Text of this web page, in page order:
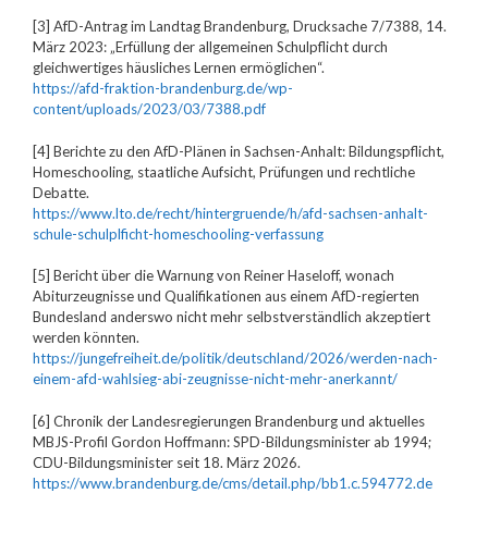
[3] AfD-Antrag im Landtag Brandenburg, Drucksache 7/7388, 14.
März 2023: „Erfüllung der allgemeinen Schulpflicht durch
gleichwertiges häusliches Lernen ermöglichen“.
https://afd-fraktion-brandenburg.de/wp-
content/uploads/2023/03/7388.pdf
[4] Berichte zu den AfD-Plänen in Sachsen-Anhalt: Bildungspflicht,
Homeschooling, staatliche Aufsicht, Prüfungen und rechtliche
Debatte.
https://www.lto.de/recht/hintergruende/h/afd-sachsen-anhalt-
schule-schulplficht-homeschooling-verfassung
[5] Bericht über die Warnung von Reiner Haseloff, wonach
Abiturzeugnisse und Qualifikationen aus einem AfD-regierten
Bundesland anderswo nicht mehr selbstverständlich akzeptiert
werden könnten.
https://jungefreiheit.de/politik/deutschland/2026/werden-nach-
einem-afd-wahlsieg-abi-zeugnisse-nicht-mehr-anerkannt/
[6] Chronik der Landesregierungen Brandenburg und aktuelles
MBJS-Profil Gordon Hoffmann: SPD-Bildungsminister ab 1994;
CDU-Bildungsminister seit 18. März 2026.
https://www.brandenburg.de/cms/detail.php/bb1.c.594772.de